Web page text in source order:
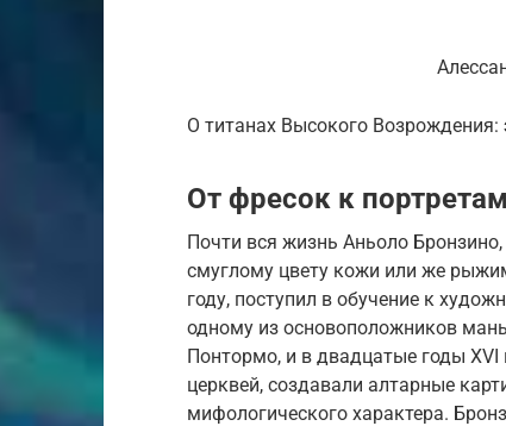
О титанах Высокого Возрождения:
От фресок к портретам
Почти вся жизнь Аньоло
смуглому цвету кожи или же
году, поступил в обучение к
одному из основоположников
Понтормо, и в двадцатые годы XVI
церквей, создавали алтарные
мифологического характера.